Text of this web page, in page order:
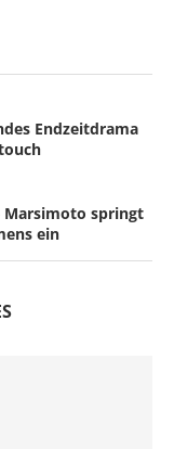
Endzeitdrama
Marsimoto springt
ein